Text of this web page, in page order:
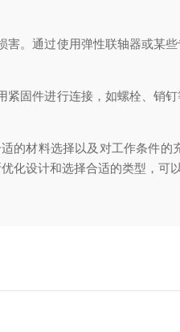
通过使用弹性联轴器或某
件进行连接，如螺栓、销钉
材料选择以及对工作条件的
设计和选择合适的类型，可